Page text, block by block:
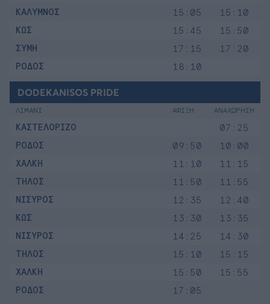
ΚΑΛΥΜΝΟΣ
15:05
15:10
ΚΩΣ
15:45
15:50
ΣΥΜΗ
17:15
17:20
ΡΟΔΟΣ
18:10
DODEKANISOS PRIDE
ΛΙΜΑΝΙ ΑΦΙΞΗ ΑΝΑΧΩΡΗΣΗ
ΚΑΣΤΕΛΟΡΙΖΟ
07:25
ΡΟΔΟΣ
09:50
10:00
ΧΑΛΚΗ
11:10
11:15
ΤΗΛΟΣ
11:50
11:55
ΝΙΣΥΡΟΣ
12:35
12:40
ΚΩΣ
13:30
13:35
ΝΙΣΥΡΟΣ
14:25
14:30
ΤΗΛΟΣ
15:10
15:15
ΧΑΛΚΗ
15:50
15:55
ΡΟΔΟΣ
17:05